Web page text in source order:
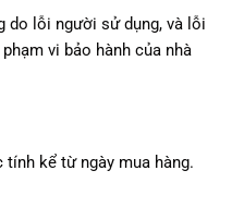
do lỗi người sử dụng, và lỗi
vi bảo hành của nhà
kể từ ngày mua hàng.